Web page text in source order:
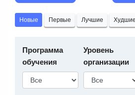
Новые Первые Лучшие Худшие
Программа
обучения
Уровень
организации